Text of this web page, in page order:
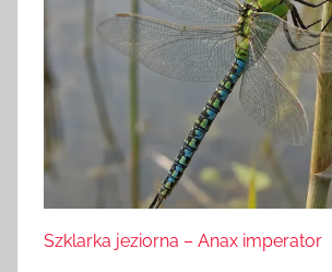
Szklarka jeziorna – Anax imperator